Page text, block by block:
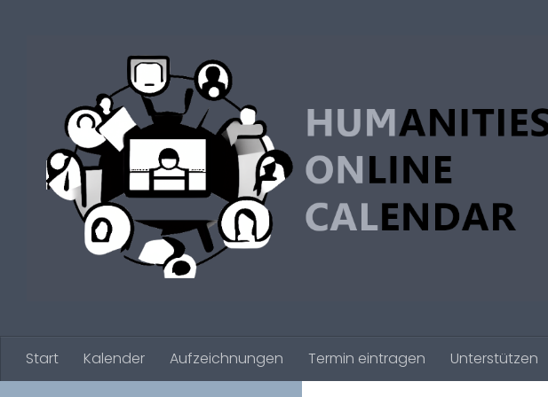
Start Kalender Aufzeichnungen Termin eintragen Unterstützen